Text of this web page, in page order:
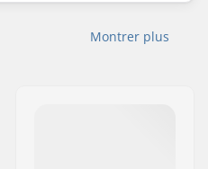
Montrer plus